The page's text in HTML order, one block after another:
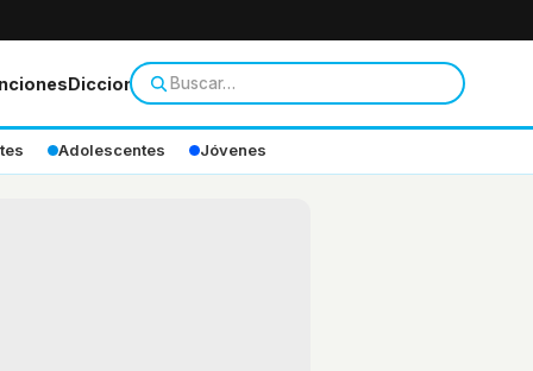
Diccionario
Adolescentes Jóvenes